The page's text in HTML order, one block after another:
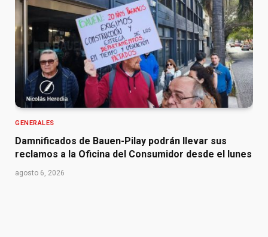
GENERALES
Damnificados de Bauen-Pilay podrán llevar sus
reclamos a la Oficina del Consumidor desde el lunes
agosto 6, 2026